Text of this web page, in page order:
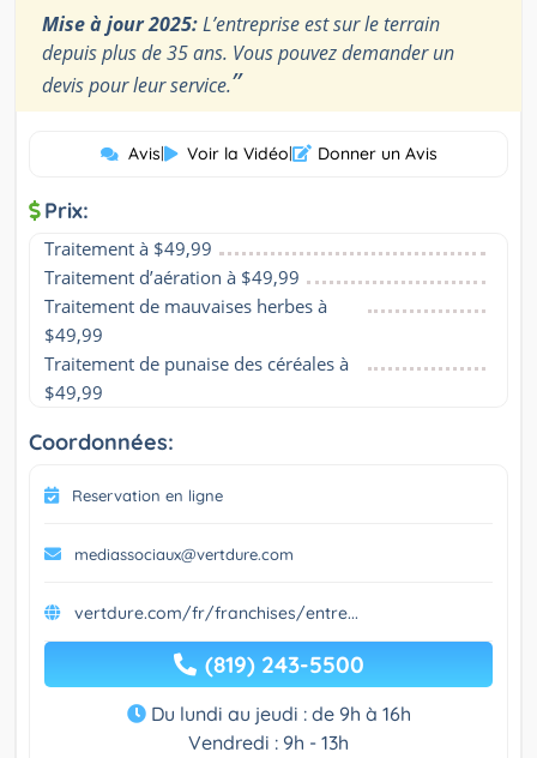
Mise à jour 2025:L’entreprise est sur le terrain
depuis plus de 35 ans. Vous pouvez demander un
devis pour leur service.”
Avis| Voir la Vidéo| Donner un Avis
Prix:
Traitement à $49,99
Traitement d’aération à $49,99
Traitement de mauvaises herbes à
$49,99
Traitement de punaise des céréales à
$49,99
Coordonnées:
Reservation en ligne
mediassociaux@vertdure.com
vertdure.com/fr/franchises/entre...
(819) 243-5500
Du lundi au jeudi : de 9h à 16h
Vendredi : 9h - 13h